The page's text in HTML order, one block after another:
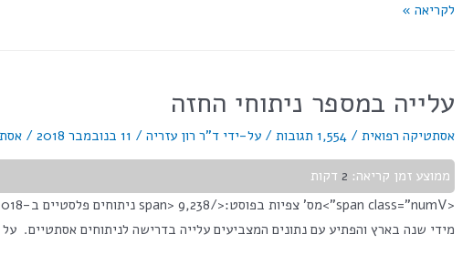
לקריאה »
עלייה במספר ניתוחי החזה
אסתטיקה רפואית / 1,554 תגובות / על-ידי ד"ר רון עזריה / 11 בנובמבר 2018 /
ממוצע זמן קריאה: 2 דקות
מידי שנה בארץ והפתיע עם נתונים המצביעים עלייה בדרישה לניתוחים אסתטיים. על פי הנתונים כחצי מיליון